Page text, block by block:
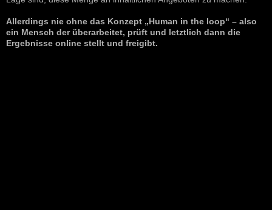
Allerdings nie ohne das Konzept „Human in the loop“ – also
ein Mensch der überarbeitet, prüft und letztlich dann die
Ergebnisse online stellt und freigibt.